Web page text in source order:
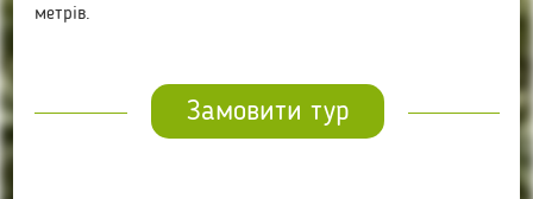
метрів.
Замовити тур